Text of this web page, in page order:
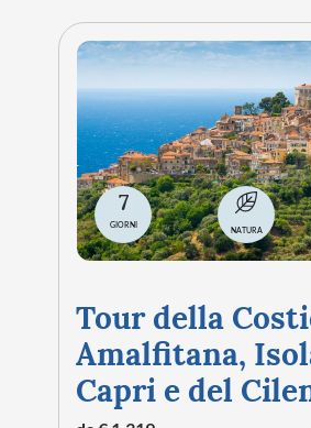
da € 929
PROSSIMA PARTENZA: 09/
Città da visitare:Riviera di
Sperlonga - Isola di Ponza -
Sermoneta- Giardino di Ninfa
Fossanova
Vedi tutte le date